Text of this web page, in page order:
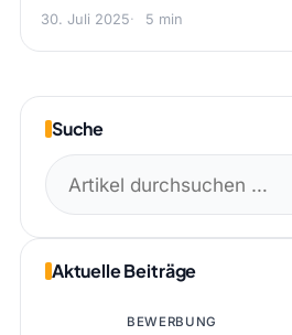
30. Juli 2025 5 min
Suche
Suchen
nach:
Aktuelle Beiträge
BEWERBUNG